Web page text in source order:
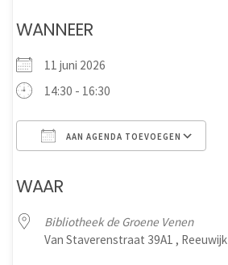
WANNEER
11 juni 2026
14:30 - 16:30
AAN AGENDA TOEVOEGEN
WAAR
Bibliotheek de Groene Venen
Van Staverenstraat 39A1 , Reeuwijk